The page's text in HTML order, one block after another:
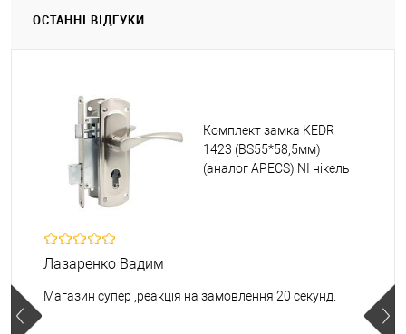
ОСТАННІ ВІДГУКИ
Комплект замка KEDR
1423 (BS55*58,5мм)
(аналог APECS) NI нікель
Лазаренко Вадим
Магазин супер ,реакція на замовлення 20 секунд.